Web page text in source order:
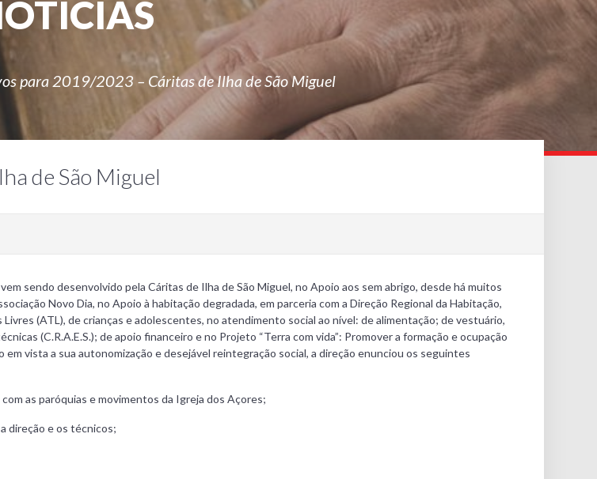
para 2019/2023 – Cáritas de Ilha de São Miguel
de São Miguel
sendo desenvolvido pela Cáritas de Ilha de São Miguel, no Apoio aos sem abrigo, desde há muitos
Novo Dia, no Apoio à habitação degradada, em parceria com a Direção Regional da Habitação,
(ATL), de crianças e adolescentes, no atendimento social ao nível: de alimentação; de vestuário,
(C.R.A.E.S.); de apoio financeiro e no Projeto “Terra com vida”: Promover a formação e ocupação
vista a sua autonomização e desejável reintegração social, a direção enunciou os seguintes
as paróquias e movimentos da Igreja dos Açores;
direção e os técnicos;